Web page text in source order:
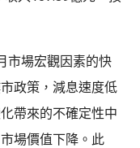
市場宏觀因素的快
政策，減息速度低
帶來的不確定性中
場價值下降。此